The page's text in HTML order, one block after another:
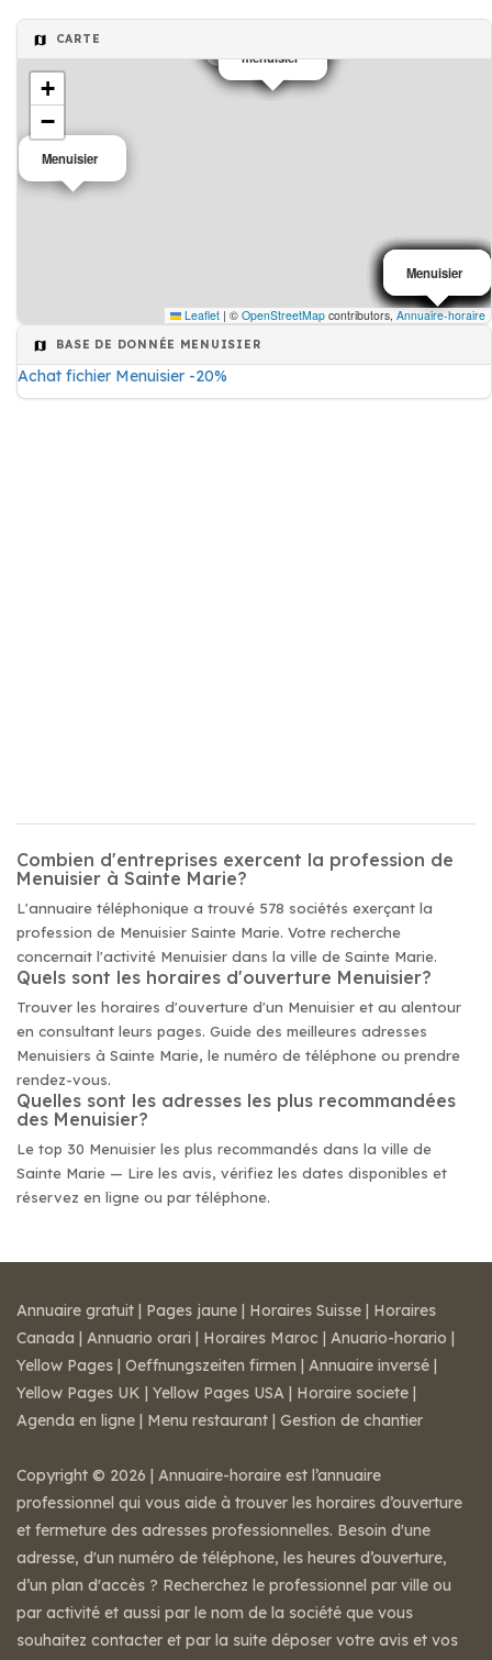
CARTE
Menuisier
Menuisier
Menuisier
Menuisier
menuisier
Menuisier
Menuisier
Menuisier
Menuisier
Menuisier
Menuisier
menuisier
Menuisier
+
−
Leaflet | © OpenStreetMap contributors, Annuaire-horaire
BASE DE DONNÉE MENUISIER
Achat fichier Menuisier -20%
Combien d'entreprises exercent la profession de
Menuisier à Sainte Marie?
L'annuaire téléphonique a trouvé 578 sociétés exerçant la
profession de Menuisier Sainte Marie. Votre recherche
concernait l'activité Menuisier dans la ville de Sainte Marie.
Quels sont les horaires d'ouverture Menuisier?
Trouver les horaires d'ouverture d'un Menuisier et au alentour
en consultant leurs pages. Guide des meilleures adresses
Menuisiers à Sainte Marie, le numéro de téléphone ou prendre
rendez-vous.
Quelles sont les adresses les plus recommandées
des Menuisier?
Le top 30 Menuisier les plus recommandés dans la ville de
Sainte Marie — Lire les avis, vérifiez les dates disponibles et
réservez en ligne ou par téléphone.
Annuaire gratuit | Pages jaune | Horaires Suisse | Horaires
Canada | Annuario orari | Horaires Maroc | Anuario-horario |
Yellow Pages | Oeffnungszeiten firmen | Annuaire inversé |
Yellow Pages UK | Yellow Pages USA | Horaire societe |
Agenda en ligne | Menu restaurant | Gestion de chantier
Copyright © 2026 | Annuaire-horaire est l’annuaire
professionnel qui vous aide à trouver les horaires d’ouverture
et fermeture des adresses professionnelles. Besoin d'une
adresse, d'un numéro de téléphone, les heures d’ouverture,
d’un plan d'accès ? Recherchez le professionnel par ville ou
par activité et aussi par le nom de la société que vous
souhaitez contacter et par la suite déposer votre avis et vos